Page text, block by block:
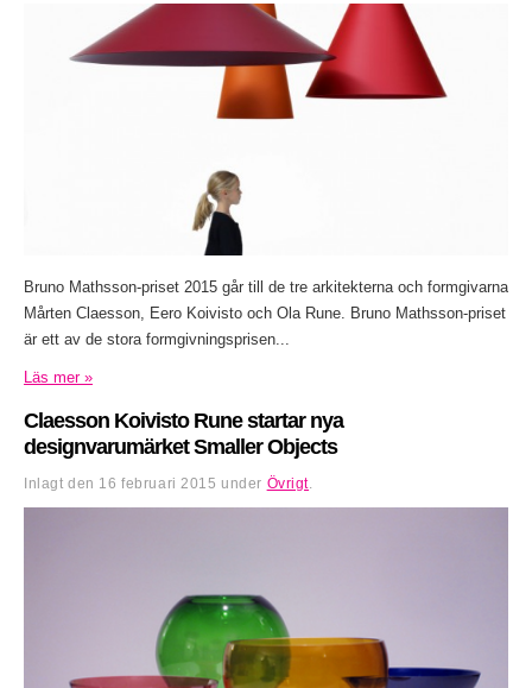
Bruno Mathsson-priset 2015 går till de tre arkitekterna och formgivarna
Mårten Claesson, Eero Koivisto och Ola Rune. Bruno Mathsson-priset
är ett av de stora formgivningsprisen...
Läs mer »
Claesson Koivisto Rune startar nya
designvarumärket Smaller Objects
Inlagt den 16 februari 2015 under Övrigt